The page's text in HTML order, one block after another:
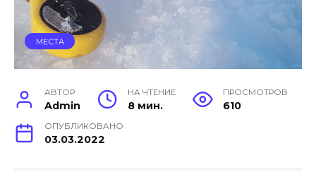
МЕСТА
АВТОР
Admin
НА ЧТЕНИЕ
8 мин.
ПРОСМОТРОВ
610
ОПУБЛИКОВАНО
03.03.2022